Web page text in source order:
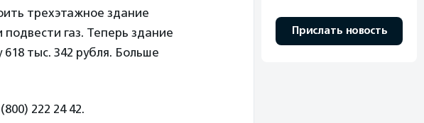
трехэтажное здание
газ. Теперь здание
тыс. 342 рубля. Больше
222 24 42.
Прислать новость